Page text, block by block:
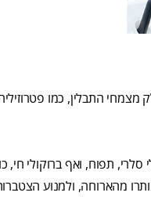
התבלין, כמו
תפוח, ואף ברוקולי חי,
מהארוחה, ולמנוע